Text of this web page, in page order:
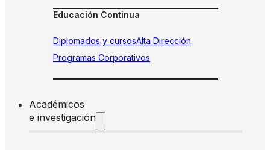
Educación Continua
Diplomados y cursosAlta Dirección
Programas Corporativos
Académicos
e investigación